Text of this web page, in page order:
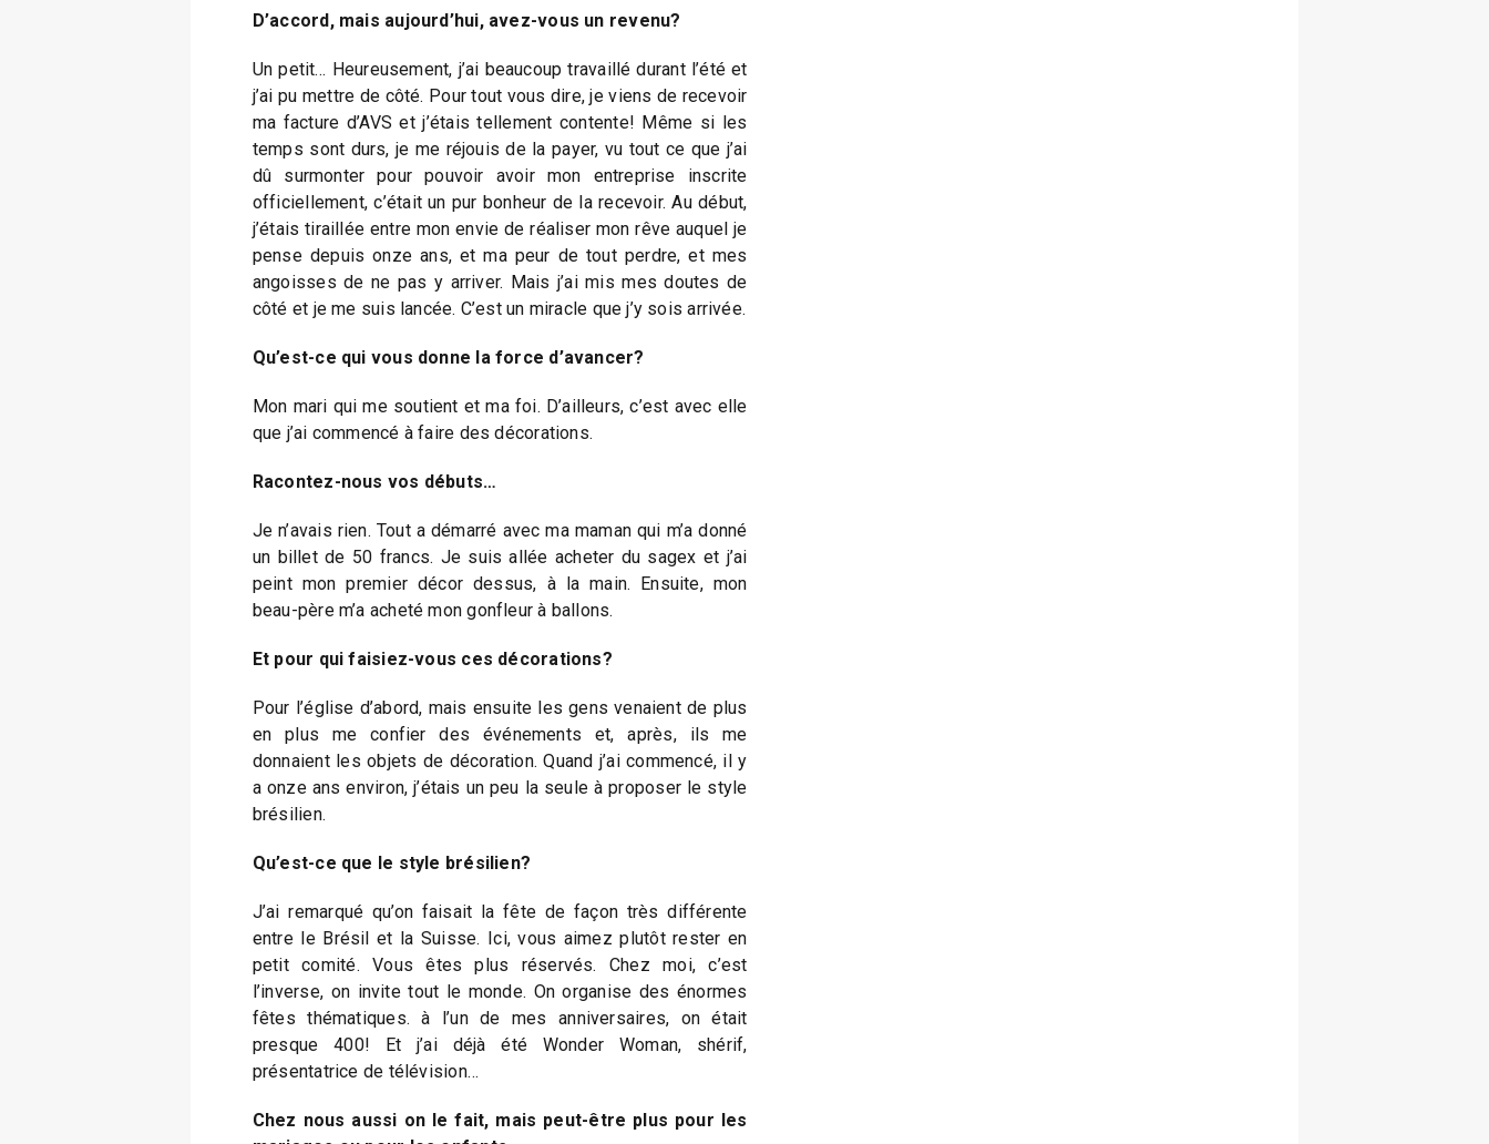
D’accord, mais aujourd’hui, avez-vous un revenu?
Un petit… Heureusement, j’ai beaucoup travaillé durant l’été et
j’ai pu mettre de côté. Pour tout vous dire, je viens de recevoir
ma facture d’AVS et j’étais tellement contente! Même si les
temps sont durs, je me réjouis de la payer, vu tout ce que j’ai
dû surmonter pour pouvoir avoir mon entreprise inscrite
officiellement, c’était un pur bonheur de la recevoir. Au début,
j’étais tiraillée entre mon envie de réaliser mon rêve auquel je
pense depuis onze ans, et ma peur de tout perdre, et mes
angoisses de ne pas y arriver. Mais j’ai mis mes doutes de
côté et je me suis lancée. C’est un miracle que j’y sois arrivée.
Qu’est-ce qui vous donne la force d’avancer?
Mon mari qui me soutient et ma foi. D’ailleurs, c’est avec elle
que j’ai commencé à faire des décorations.
Racontez-nous vos débuts…
Je n’avais rien. Tout a démarré avec ma maman qui m’a donné
un billet de 50 francs. Je suis allée acheter du sagex et j’ai
peint mon premier décor dessus, à la main. Ensuite, mon
beau-père m’a acheté mon gonfleur à ballons.
Et pour qui faisiez-vous ces décorations?
Pour l’église d’abord, mais ensuite les gens venaient de plus
en plus me confier des événements et, après, ils me
donnaient les objets de décoration. Quand j’ai commencé, il y
a onze ans environ, j’étais un peu la seule à proposer le style
brésilien.
Qu’est-ce que le style brésilien?
J’ai remarqué qu’on faisait la fête de façon très différente
entre le Brésil et la Suisse. Ici, vous aimez plutôt rester en
petit comité. Vous êtes plus réservés. Chez moi, c’est
l’inverse, on invite tout le monde. On organise des énormes
fêtes thématiques. à l’un de mes anniversaires, on était
presque 400! Et j’ai déjà été Wonder Woman, shérif,
présentatrice de télévision…
Chez nous aussi on le fait, mais peut-être plus pour les